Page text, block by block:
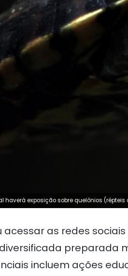
haverá exposição sobre quelônios
acessar as redes
preparada
incluem ações